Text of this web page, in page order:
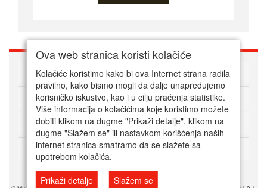
O nama
Kako kupovati online
Korisnički servis
Način plaćanja
Ova web stranica koristi kolačiće
Kolačiće koristimo kako bi ova Internet strana radila
pravilno, kako bismo mogli da dalje unapređujemo
korisničko iskustvo, kao i u cilju praćenja statistike.
Više informacija o kolačićima koje koristimo možete
dobiti klikom na dugme "Prikaži detalje". klikom na
dugme "Slažem se" ili nastavkom korišćenja naših
internet stranica smatramo da se slažete sa
upotrebom kolačića.
Prikaži detalje
Slažem se